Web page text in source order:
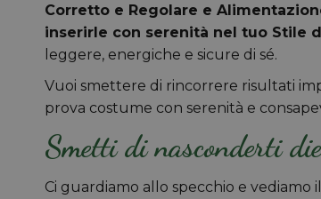
Corretto e Regolare e
inserirle con serenità nel tuo Stile
leggere, energiche e sicure di sé.
Vuoi smettere di rincorrere risultati
prova costume con serenità e
Smetti di nasconderti
Ci guardiamo allo specchio e vediamo